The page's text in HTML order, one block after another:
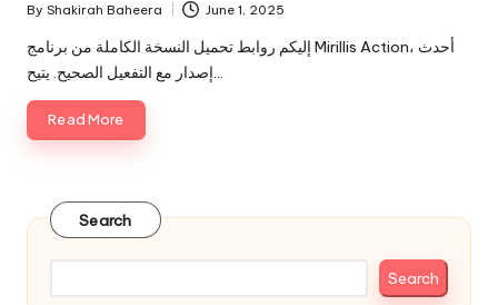
Posted
By Shakirah Baheera June 1, 2025
إليكم روابط تحميل النسخة الكاملة من برنامج Mirillis Action، أحدث
إصدار مع التفعيل الصحيح. يتيح…
Read More
Search
Search